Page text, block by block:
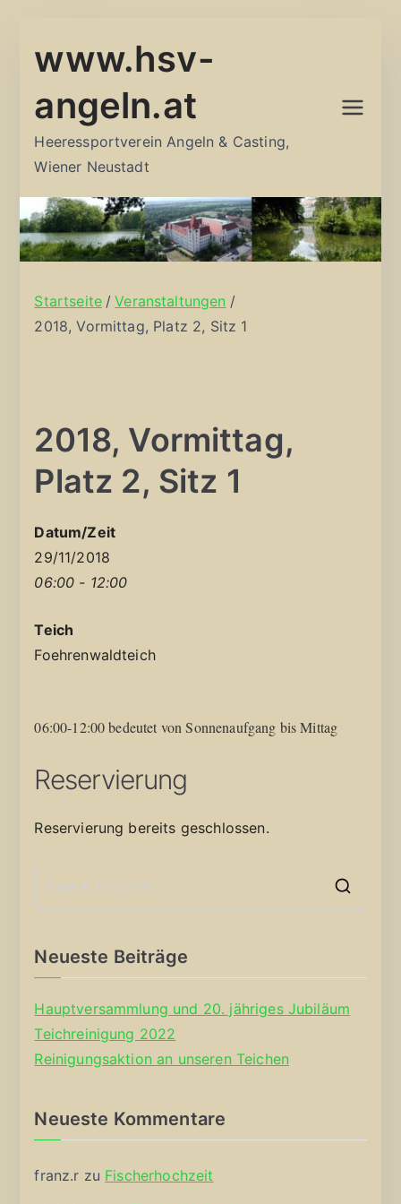
Inhalt
www.hsv-
angeln.at
Heeressportverein Angeln & Casting,
Wiener Neustadt
Startseite
Veranstaltungen
2018, Vormittag, Platz 2, Sitz 1
2018, Vormittag,
Platz 2, Sitz 1
Datum/Zeit
29/11/2018
06:00 - 12:00
Teich
Foehrenwaldteich
06:00-12:00 bedeutet von Sonnenaufgang bis Mittag
Reservierung
Reservierung bereits geschlossen.
Neueste Beiträge
Hauptversammlung und 20. jähriges Jubiläum
Teichreinigung 2022
Reinigungsaktion an unseren Teichen
Neueste Kommentare
franz.r zu Fischerhochzeit